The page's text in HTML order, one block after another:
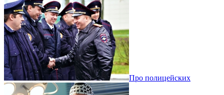
Про полицейских